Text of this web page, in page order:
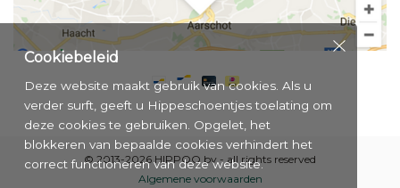
© 2013-2026 HIPPOO bv - all rights reserved
Algemene voorwaarden
Cookiebeleid
Deze website maakt gebruik van cookies. Als u
verder surft, geeft u Hippeschoentjes toelating om
deze cookies te gebruiken. Opgelet, het
blokkeren van bepaalde cookies verhindert het
correct functioneren van deze website.